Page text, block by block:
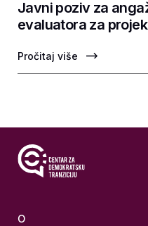
Javni poziv za
evaluatora za
Pročitaj više
O